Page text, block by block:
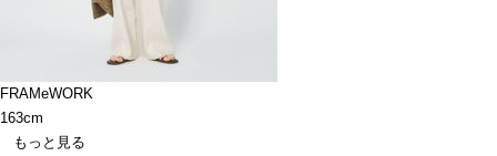
FRAMeWORK
163cm
もっと見る